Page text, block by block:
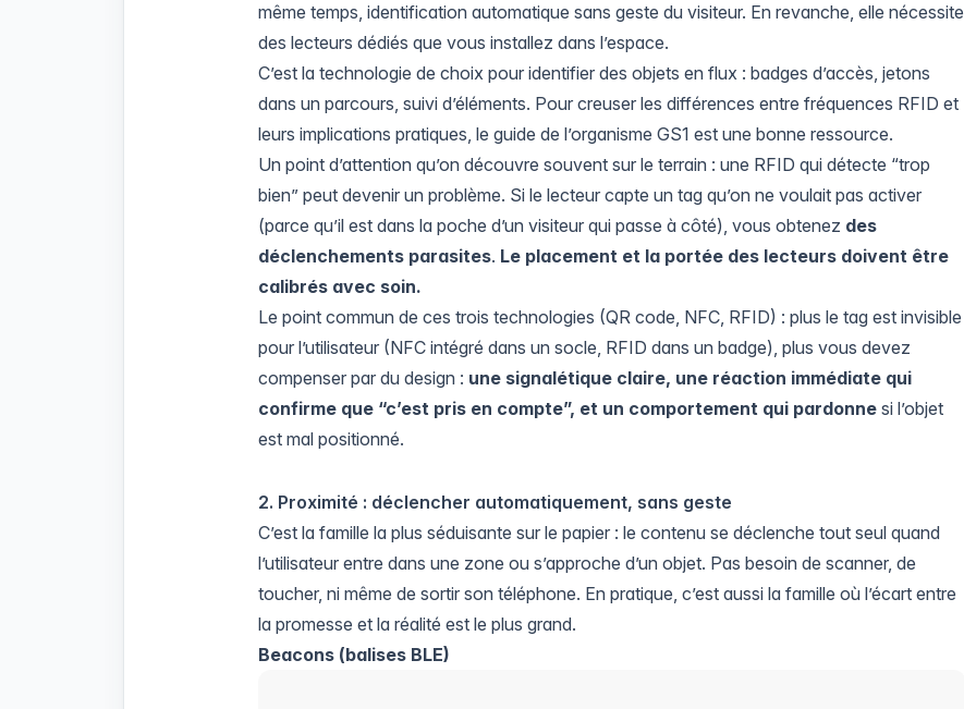
même temps, identification automatique sans geste du visiteur. En revanche, elle nécessite
des lecteurs dédiés que vous installez dans l’espace.
C’est la technologie de choix pour identifier des objets en flux : badges d’accès, jetons
dans un parcours, suivi d’éléments. Pour creuser les différences entre fréquences RFID et
leurs implications pratiques, le guide de l’organisme GS1 est une bonne ressource.
Un point d’attention qu’on découvre souvent sur le terrain : une RFID qui détecte “trop
bien” peut devenir un problème. Si le lecteur capte un tag qu’on ne voulait pas activer
(parce qu’il est dans la poche d’un visiteur qui passe à côté), vous obtenez des
déclenchements parasites. Le placement et la portée des lecteurs doivent être
calibrés avec soin.
Le point commun de ces trois technologies (QR code, NFC, RFID) : plus le tag est invisible
pour l’utilisateur (NFC intégré dans un socle, RFID dans un badge), plus vous devez
compenser par du design : une signalétique claire, une réaction immédiate qui
confirme que “c’est pris en compte”, et un comportement qui pardonne si l’objet
est mal positionné.
2. Proximité : déclencher automatiquement, sans geste
C’est la famille la plus séduisante sur le papier : le contenu se déclenche tout seul quand
l’utilisateur entre dans une zone ou s’approche d’un objet. Pas besoin de scanner, de
toucher, ni même de sortir son téléphone. En pratique, c’est aussi la famille où l’écart entre
la promesse et la réalité est le plus grand.
Beacons (balises BLE)